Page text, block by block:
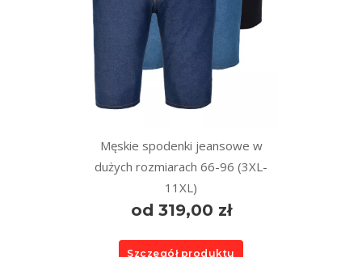
Męskie spodenki jeansowe w
dużych rozmiarach 66-96 (3XL-
11XL)
od 319,00 zł
Szczegół produktu